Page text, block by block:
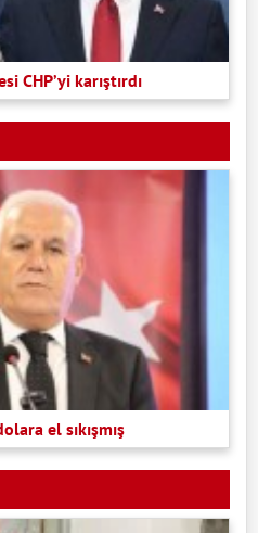
CHP’yi karıştırdı
el sıkışmış